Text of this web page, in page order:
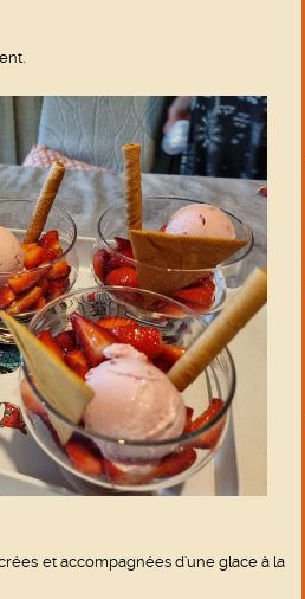
et accompagnées d'une glace à la